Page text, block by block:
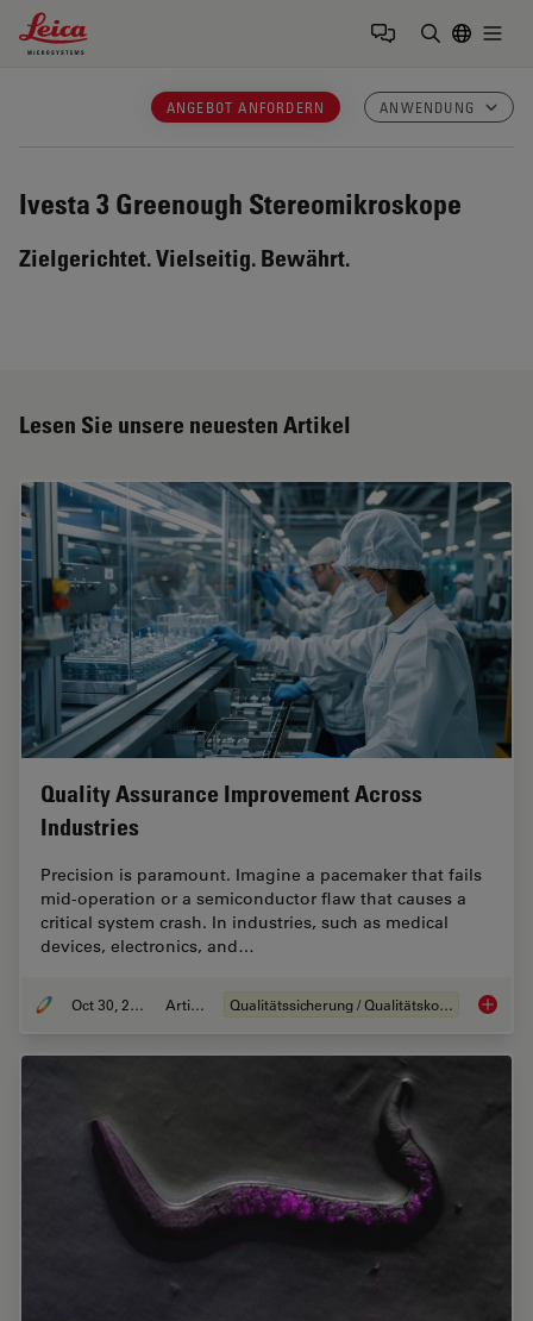
Leica Microsystems Logo
ANGEBOT ANFORDERN ANWENDUNG
Ivesta 3 Greenough Stereomikroskope
Zielgerichtet. Vielseitig. Bewährt.
Lesen Sie unsere neuesten Artikel
Quality Assurance Improvement Across
Industries
Precision is paramount. Imagine a pacemaker that fails
mid-operation or a semiconductor flaw that causes a
critical system crash. In industries, such as medical
devices, electronics, and…
Oct 30, 2025 Artikel Qualitätssicherung / Qualitätskontrolle Quality